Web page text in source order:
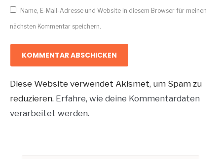
Name, E-Mail-Adresse und Website in diesem Browser für meinen
nächsten Kommentar speichern.
Diese Website verwendet Akismet, um Spam zu
reduzieren. Erfahre, wie deine Kommentardaten
verarbeitet werden.